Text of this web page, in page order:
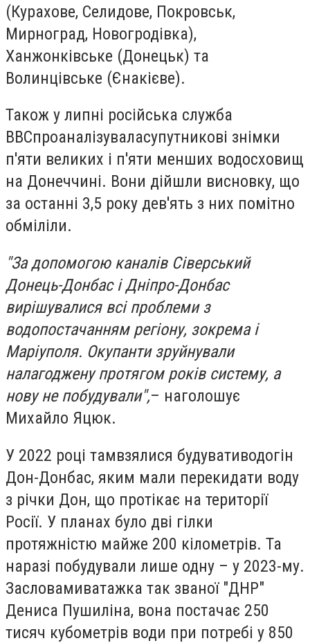
(Курахове, Селидове, Покровськ,
Мирноград, Новогродівка),
Ханжонківське (Донецьк) та
Волинцівське (Єнакієве).
Також у липні російська служба
BBCпроаналізуваласупутникові знімки
п'яти великих і п'яти менших водосховищ
на Донеччині. Вони дійшли висновку, що
за останні 3,5 року дев'ять з них помітно
обміліли.
"За допомогою каналів Сіверський
Донець-Донбас і Дніпро-Донбас
вирішувалися всі проблеми з
водопостачанням регіону, зокрема і
Маріуполя. Окупанти зруйнували
налагоджену протягом років систему, а
нову не побудували",– наголошує
Михайло Яцюк.
У 2022 році тамвзялися будувативодогін
Дон-Донбас, яким мали перекидати воду
з річки Дон, що протікає на території
Росії. У планах було дві гілки
протяжністю майже 200 кілометрів. Та
наразі побудували лише одну – у 2023-му.
Засловамиватажка так званої "ДНР"
Дениса Пушиліна, вона постачає 250
тисяч кубометрів води при потребі у 850